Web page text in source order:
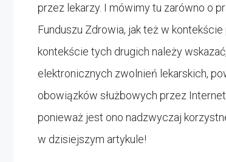
przez lekarzy. I mówimy tu zarówno o
Funduszu Zdrowia, jak też w
kontekście tych drugich należy
elektronicznych zwolnień lekarskich,
obowiązków służbowych przez
ponieważ jest ono nadzwyczaj
w dzisiejszym artykule!